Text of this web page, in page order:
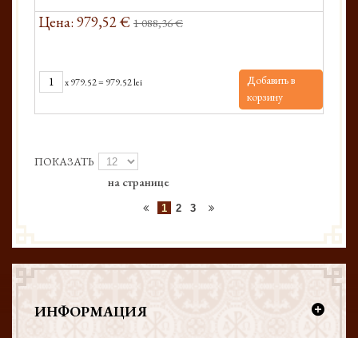
Цена: 979,52 € 1 088,36 €
x979.52= 979.52 lei
Добавить в
корзину
ПОКАЗАТЬ
на странице
1 2 3
ИНФОРМАЦИЯ